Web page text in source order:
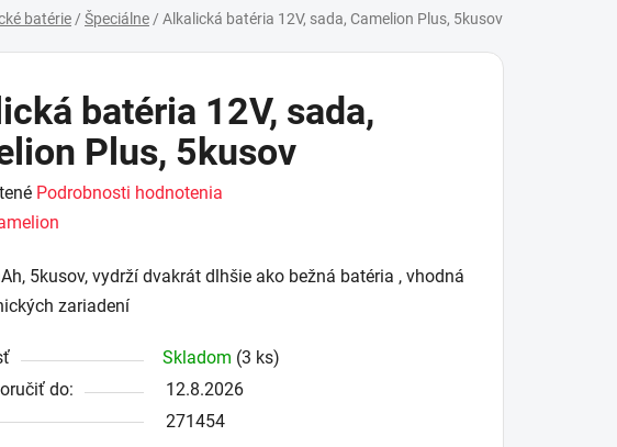
batérie / Špeciálne / Alkalická batéria 12V, sada, Camelion Plus, 5kusov
batéria 12V, sada,
Plus, 5kusov
Podrobnosti hodnotenia
5kusov, vydrží dvakrát dlhšie ako bežná batéria , vhodná
zariadení
Skladom (3 ks)
do:
12.8.2026
271454